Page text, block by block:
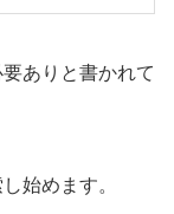
ありと書かれて
始めます。